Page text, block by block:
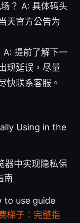
？ A: 具体码头
天官方公告为
A: 提前了解下一
现延误，尽量
快联系客服。
Using in the
器中实现隐私保
南
to use guide
梯子：完整指